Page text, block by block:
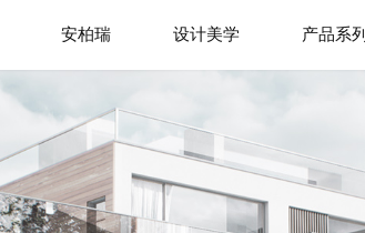
安柏瑞 设计美学 产品系列